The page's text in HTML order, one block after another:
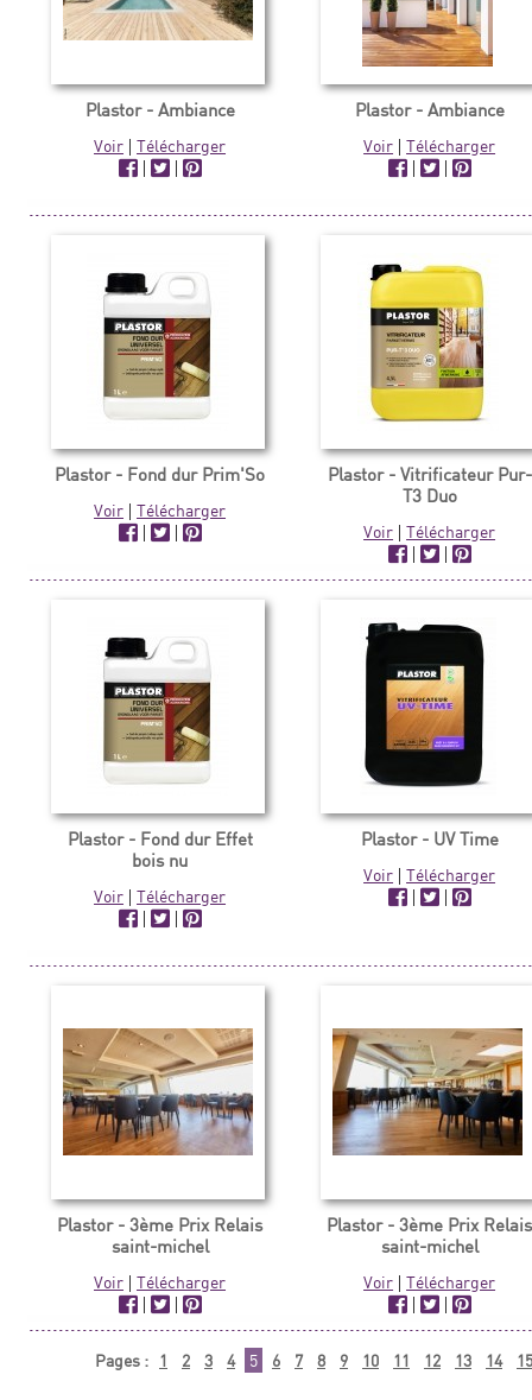
Plastor - Ambiance
Voir |Télécharger
|
|
Plastor - Ambiance
Voir |Télécharger
|
|
Plastor - Fond dur Prim'So
Voir |Télécharger
|
|
Plastor - Vitrificateur Pur-
T3 Duo
Voir |Télécharger
|
|
Plastor - Fond dur Effet
bois nu
Voir |Télécharger
|
|
Plastor - UV Time
Voir |Télécharger
|
|
Plastor - 3ème Prix Relais
saint-michel
Voir |Télécharger
|
|
Plastor - 3ème Prix Relais
saint-michel
Voir |Télécharger
|
|
Pages : 1 2 3 4 5 6 7 8 9 10 11 12 13 14 15